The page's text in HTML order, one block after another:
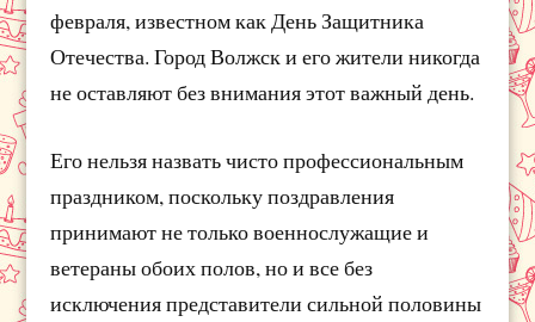
февраля, известном как День Защитника
Отечества. Город Волжск и его жители никогда
не оставляют без внимания этот важный день.
Его нельзя назвать чисто профессиональным
праздником, поскольку поздравления
принимают не только военнослужащие и
ветераны обоих полов, но и все без
исключения представители сильной половины